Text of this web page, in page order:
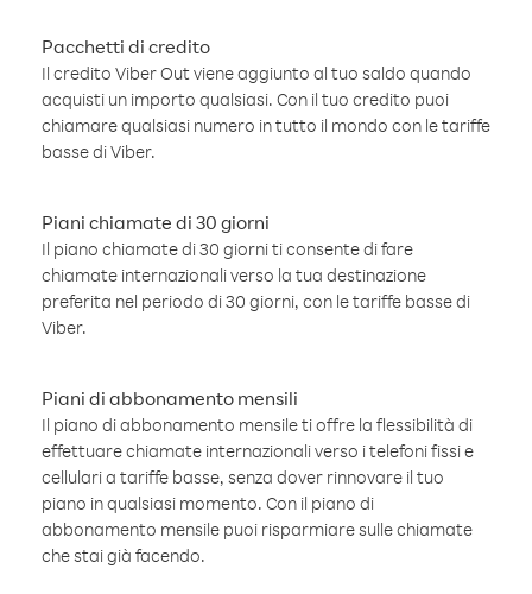
Pacchetti di credito
Il credito Viber Out viene aggiunto al tuo saldo quando
acquisti un importo qualsiasi. Con il tuo credito puoi
chiamare qualsiasi numero in tutto il mondo con le tariffe
basse di Viber.
Piani chiamate di 30 giorni
Il piano chiamate di 30 giorni ti consente di fare
chiamate internazionali verso la tua destinazione
preferita nel periodo di 30 giorni, con le tariffe basse di
Viber.
Piani di abbonamento mensili
Il piano di abbonamento mensile ti offre la flessibilità di
effettuare chiamate internazionali verso i telefoni fissi e
cellulari a tariffe basse, senza dover rinnovare il tuo
piano in qualsiasi momento. Con il piano di
abbonamento mensile puoi risparmiare sulle chiamate
che stai già facendo.